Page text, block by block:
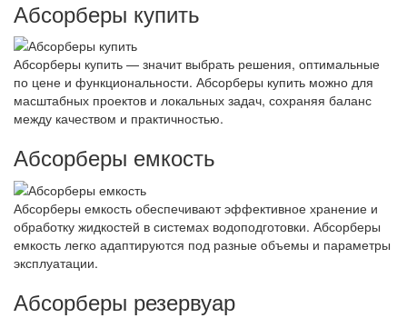
Абсорберы купить
Абсорберы купить — значит выбрать решения, оптимальные
по цене и функциональности. Абсорберы купить можно для
масштабных проектов и локальных задач, сохраняя баланс
между качеством и практичностью.
Абсорберы емкость
Абсорберы емкость обеспечивают эффективное хранение и
обработку жидкостей в системах водоподготовки. Абсорберы
емкость легко адаптируются под разные объемы и параметры
эксплуатации.
Абсорберы резервуар